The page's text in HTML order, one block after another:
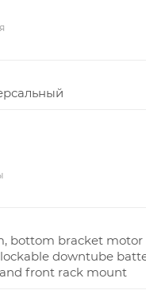
bottom bracket
downtube
front rack mount